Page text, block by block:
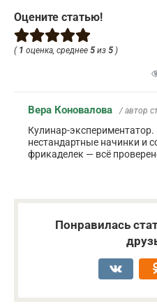
Оцените статью!
( 1 оценка, среднее 5 из 5 )
Вера Коновалова / автор
Кулинар-
нестандартные начинки и
фрикаделек — всё
Понравилась